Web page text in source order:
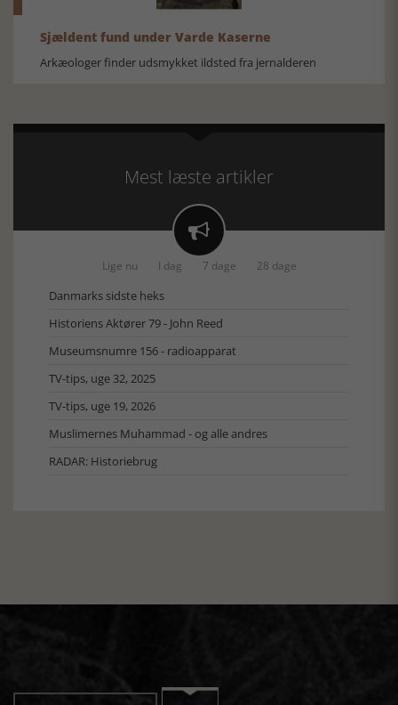
Sjældent fund under Varde Kaserne
Arkæologer finder udsmykket ildsted fra jernalderen
Mest læste artikler

Lige nu I dag 7 dage 28 dage
Danmarks sidste heks
Historiens Aktører 79 - John Reed
Museumsnumre 156 - radioapparat
TV-tips, uge 32, 2025
TV-tips, uge 19, 2026
Muslimernes Muhammad - og alle andres
RADAR: Historiebrug